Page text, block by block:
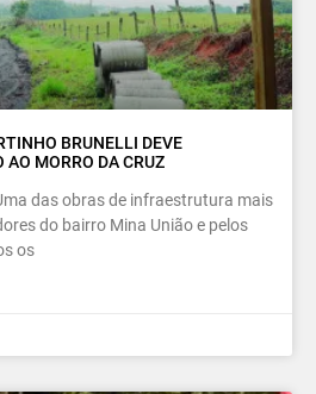
BRUNELLI DEVE
AO MORRO DA CRUZ
das obras de infraestrutura mais
do bairro Mina União e pelos
os